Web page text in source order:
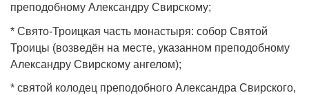
преподобному Александру Свирскому;
* Свято‑Троицкая часть монастыря: собор Святой
Троицы (возведён на месте, указанном преподобному
Александру Свирскому ангелом);
* святой колодец преподобного Александра Свирского,